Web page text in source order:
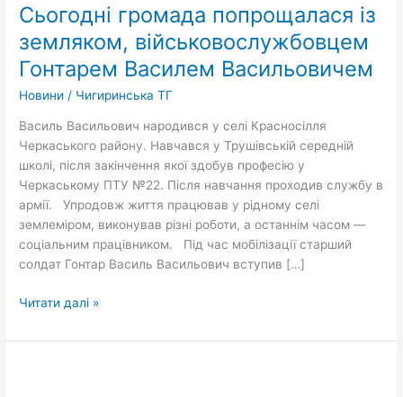
Сьогодні громада попрощалася із
земляком, військовослужбовцем
Гонтарем Василем Васильовичем
Новини / Чигиринська ТГ
Василь Васильович народився у селі Красносілля
Черкаського району. Навчався у Трушівській середній
школі, після закінчення якої здобув професію у
Черкаському ПТУ №22. Після навчання проходив службу в
армії. Упродовж життя працював у рідному селі
землеміром, виконував різні роботи, а останнім часом —
соціальним працівником. Під час мобілізації старший
солдат Гонтар Василь Васильович вступив […]
попрощалася
земляком,
військовослужбовцем
Гонтарем
Васильовичем
Читати далі »